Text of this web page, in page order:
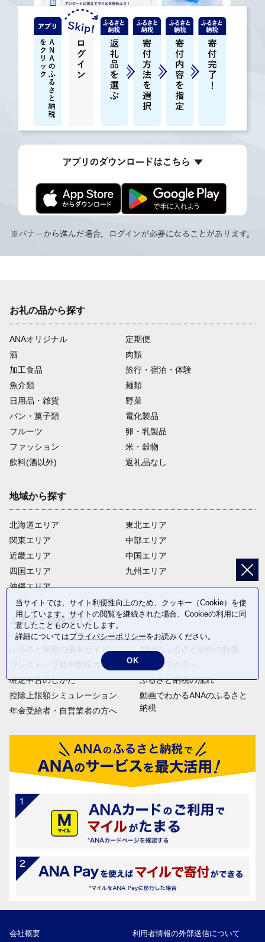
お礼の品から探す
ANAオリジナル
定期便
酒
肉類
加工食品
旅行・宿泊・体験
魚介類
麺類
日用品・雑貨
野菜
パン・菓子類
電化製品
フルーツ
卵・乳製品
ファッション
米・穀物
飲料(酒以外)
返礼品なし
地域から探す
北海道エリア
関東エリア
近畿エリア
四国エリア
沖縄エリア
東北エリア
中部エリア
中国エリア
九州エリア
ふるさと納税ガイド
ふるさと納税の基本ガイド
ワンストップ特例制度ガイド
確定申告のしかた
控除上限額シミュレーション
年金受給者・自営業者の方へ
ANAのふるさと納税の特徴
はじめての方へ
ふるさと納税の流れ
動画でわかるANAのふるさと
納税
会社概要 利用者情報の外部送信について
当サイトでは、サイト利便性向上のため、クッキー（Cookie）を使
用しています。サイトの閲覧を継続された場合、Cookieの利用に同
意したことものといたします。
詳細についてはプライバシーポリシーをお読みください。
OK